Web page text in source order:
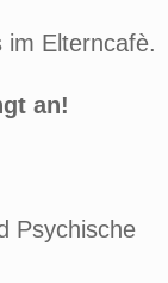
im Elterncafè.
an!
Psychische